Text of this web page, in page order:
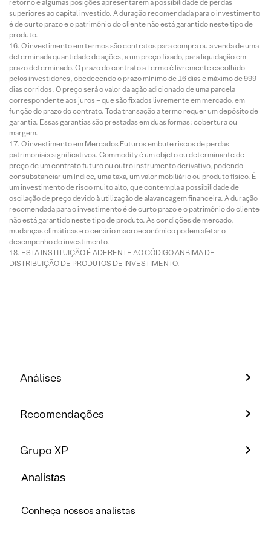
retorno e algumas posições apresentarem a possibilidade de perdas
superiores ao capital investido. A duração recomendada para o investimento
é de curto prazo e o patrimônio do cliente não está garantido neste tipo de
produto.
O investimento em termos são contratos para compra ou a venda de uma
determinada quantidade de ações, a um preço fixado, para liquidação em
prazo determinado. O prazo do contrato a Termo é livremente escolhido
pelos investidores, obedecendo o prazo mínimo de 16 dias e máximo de 999
dias corridos. O preço será o valor da ação adicionado de uma parcela
correspondente aos juros – que são fixados livremente em mercado, em
função do prazo do contrato. Toda transação a termo requer um depósito de
garantia. Essas garantias são prestadas em duas formas: cobertura ou
margem.
O investimento em Mercados Futuros embute riscos de perdas
patrimoniais significativos. Commodity é um objeto ou determinante de
preço de um contrato futuro ou outro instrumento derivativo, podendo
consubstanciar um índice, uma taxa, um valor mobiliário ou produto físico. É
um investimento de risco muito alto, que contempla a possibilidade de
oscilação de preço devido à utilização de alavancagem financeira. A duração
recomendada para o investimento é de curto prazo e o patrimônio do cliente
não está garantido neste tipo de produto. As condições de mercado,
mudanças climáticas e o cenário macroeconômico podem afetar o
desempenho do investimento.
ESTA INSTITUIÇÃO É ADERENTE AO CÓDIGO ANBIMA DE
DISTRIBUIÇÃO DE PRODUTOS DE INVESTIMENTO.
Análises
Recomendações
Grupo XP
Analistas
Conheça nossos analistas